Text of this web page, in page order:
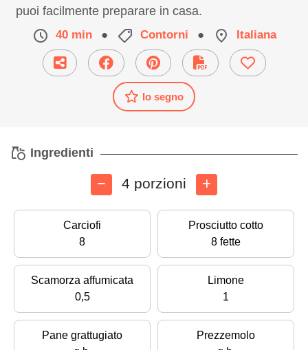
puoi facilmente preparare in casa.
40 min ● Contorni ● Italiana
Io segno
Ingredienti
4 porzioni
Carciofi
8
Prosciutto cotto
8 fette
Scamorza affumicata
0,5
Limone
1
Pane grattugiato
Prezzemolo